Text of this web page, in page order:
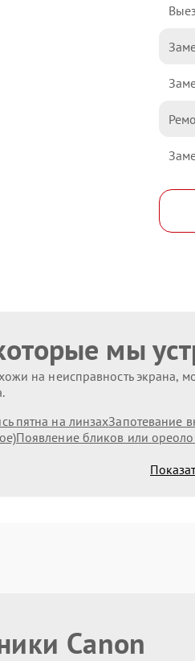
мы
на неисправность экрана,
пятна на линзахЗапотевание
Появление бликов или
Canon